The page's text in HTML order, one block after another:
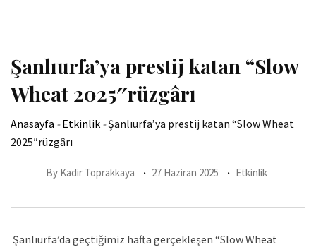
Şanlıurfa’ya prestij katan “Slow
Wheat 2025″rüzgârı
Anasayfa -Etkinlik -Şanlıurfa’ya prestij katan “Slow Wheat
2025″rüzgârı
By Kadir Toprakkaya 27 Haziran 2025 Etkinlik
Şanlıurfa’da geçtiğimiz hafta gerçekleşen “Slow Wheat